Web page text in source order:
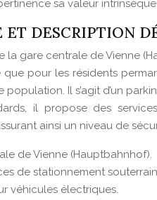
sa valeur
DESCRIPTION
la gare centrale de Vienne
pour les résidents
Il s’agit d’un
il propose des
ainsi un niveau de
de Vienne (Hauptbahnhof).
de stationnement
véhicules électriques.